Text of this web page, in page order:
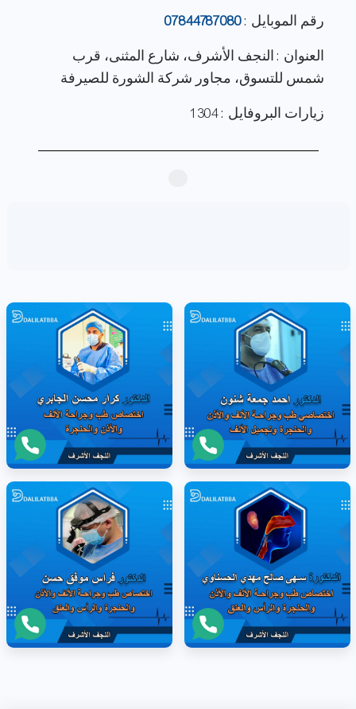
رقم الموبايل :07844787080
العنوان : النجف الأشرف، شارع المثنى، قرب
شمس للتسوق، مجاور شركة الشورة للصيرفة
زيارات البروفايل : 1304